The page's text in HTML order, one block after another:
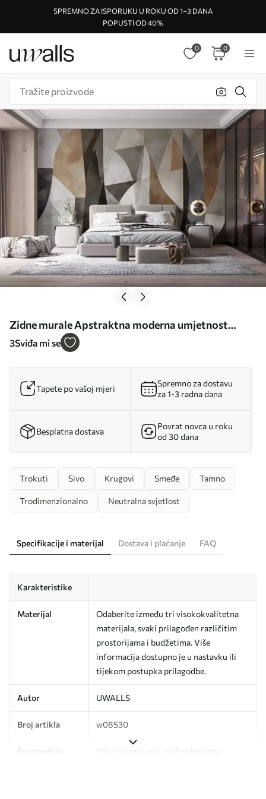
SPREMNO ZA ISPORUKU U ROKU OD 1–3 DANA
POPUSTI OD 40%
0 0
Zidne murale Apstraktna moderna umjetnost
teksturnih geometrijskih oblika u nijansama smeđe,
3Sviđa mi se
Tapete po vašoj mjeri
Spremno za dostavu
za 1-3 radna dana
Besplatna dostava
Povrat novca u roku
od 30 dana
Trokuti Sivo Krugovi Smeđe Tamno
Trodimenzionalno Neutralna svjetlost
Specifikacije i materijal Dostava i plaćanje FAQ
Karakteristike
Materijal
Odaberite između tri visokokvalitetna
materijala, svaki prilagođen različitim
prostorijama i budžetima. Više
informacija dostupno je u nastavku ili
tijekom postupka prilagodbe.
Autor UWALLS
Broj artikla w08530
Proizvodnja
Slika se ispisuje u veličini koju ste